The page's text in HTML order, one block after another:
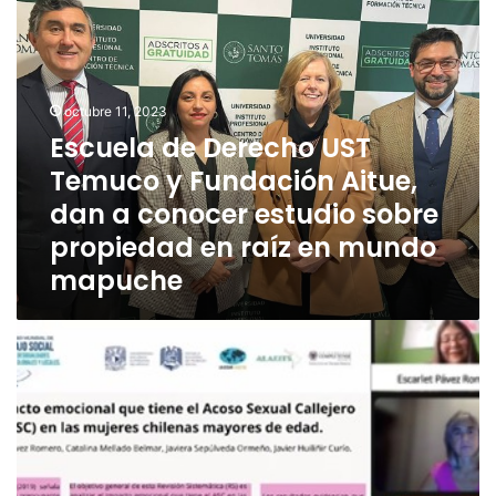
c
u
e
c
h
o
U
S
T
T
m
octubre 11, 2023
Escuela de Derecho UST
Temuco y Fundación Aitue,
dan a conocer estudio sobre
propiedad en raíz en mundo
mapuche
e
l
a
C
a